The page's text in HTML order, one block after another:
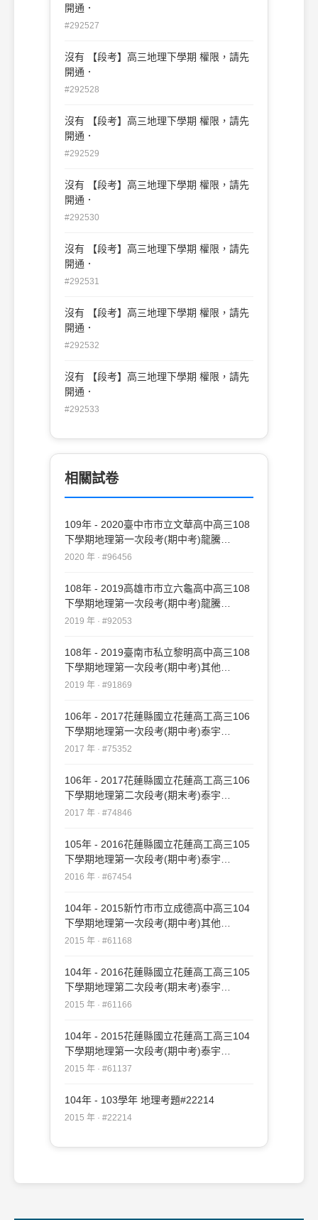
開通．
#292527
沒有 【段考】高三地理下學期 權限，請先
開通．
#292528
沒有 【段考】高三地理下學期 權限，請先
開通．
#292529
沒有 【段考】高三地理下學期 權限，請先
開通．
#292530
沒有 【段考】高三地理下學期 權限，請先
開通．
#292531
沒有 【段考】高三地理下學期 權限，請先
開通．
#292532
沒有 【段考】高三地理下學期 權限，請先
開通．
#292533
相關試卷
109年 - 2020臺中市市立文華高中高三108
下學期地理第一次段考(期中考)龍騰
#96456
2020 年 · #96456
108年 - 2019高雄市市立六龜高中高三108
下學期地理第一次段考(期中考)龍騰
#92053
2019 年 · #92053
108年 - 2019臺南市私立黎明高中高三108
下學期地理第一次段考(期中考)其他
#91869
2019 年 · #91869
106年 - 2017花蓮縣國立花蓮高工高三106
下學期地理第一次段考(期中考)泰宇
#75352
2017 年 · #75352
106年 - 2017花蓮縣國立花蓮高工高三106
下學期地理第二次段考(期末考)泰宇
#74846
2017 年 · #74846
105年 - 2016花蓮縣國立花蓮高工高三105
下學期地理第一次段考(期中考)泰宇
#67454
2016 年 · #67454
104年 - 2015新竹市市立成德高中高三104
下學期地理第一次段考(期中考)其他
#61168
2015 年 · #61168
104年 - 2016花蓮縣國立花蓮高工高三105
下學期地理第二次段考(期末考)泰宇
#61166
2015 年 · #61166
104年 - 2015花蓮縣國立花蓮高工高三104
下學期地理第一次段考(期中考)泰宇
#61137
2015 年 · #61137
104年 - 103學年 地理考題#22214
2015 年 · #22214